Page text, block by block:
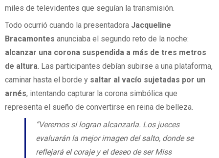
miles de televidentes que seguían la transmisión.
Todo ocurrió cuando la presentadora Jacqueline
Bracamontes anunciaba el segundo reto de la noche:
alcanzar una corona suspendida a más de tres metros
de altura. Las participantes debían subirse a una plataforma,
caminar hasta el borde y saltar al vacío sujetadas por un
arnés, intentando capturar la corona simbólica que
representa el sueño de convertirse en reina de belleza.
“Veremos si logran alcanzarla. Los jueces
evaluarán la mejor imagen del salto, donde se
reflejará el coraje y el deseo de ser Miss